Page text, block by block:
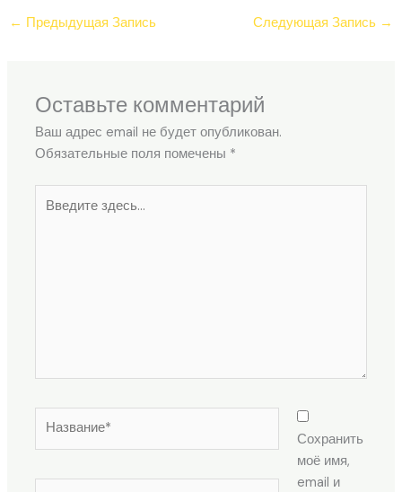
← Предыдущая Запись Следующая Запись →
Оставьте комментарий
Ваш адрес email не будет опубликован.
Обязательные поля помечены *
здесь...
Сохранить
моё имя,
email и